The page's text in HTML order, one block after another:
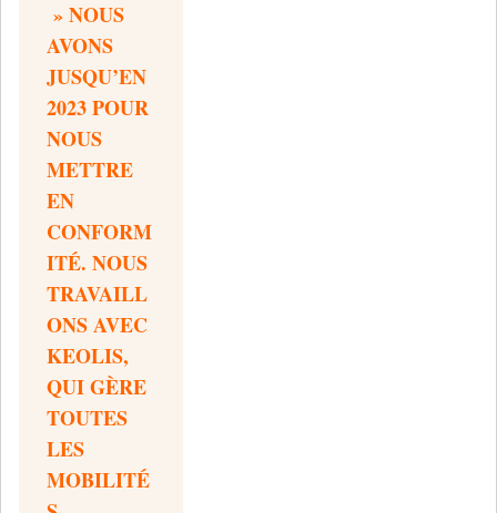
» NOUS
AVONS
JUSQU’EN
2023 POUR
NOUS
METTRE
EN
CONFORM
ITÉ. NOUS
TRAVAILL
ONS AVEC
KEOLIS,
QUI GÈRE
TOUTES
LES
MOBILITÉ